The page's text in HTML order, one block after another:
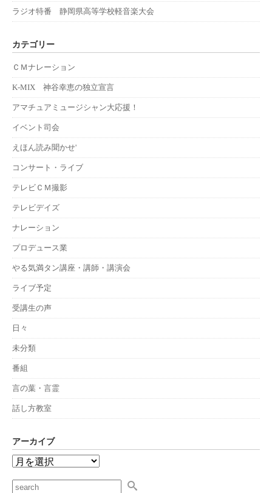
ラジオ特番 静岡県高等学校軽音楽大会
カテゴリー
ＣＭナレーション
K-MIX 神谷幸恵の独立宣言
アマチュアミュージシャン大応援！
イベント司会
えほん読み聞かせ'
コンサート・ライブ
テレビＣＭ撮影
テレビデイズ
ナレーション
プロデュース業
やる気満タン講座・講師・講演会
ライブ予定
受講生の声
日々
未分類
番組
言の葉・言霊
話し方教室
アーカイブ